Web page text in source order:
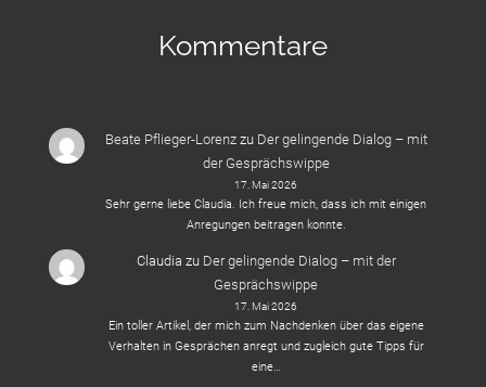
Kommentare
Beate Pflieger-Lorenzzu Der gelingende Dialog – mit
der Gesprächswippe
17. Mai 2026
Sehr gerne liebe Claudia. Ich freue mich, dass ich mit einigen
Anregungen beitragen konnte.
Claudia zu Der gelingende Dialog – mit der
Gesprächswippe
17. Mai 2026
Ein toller Artikel, der mich zum Nachdenken über das eigene
Verhalten in Gesprächen anregt und zugleich gute Tipps für
eine…